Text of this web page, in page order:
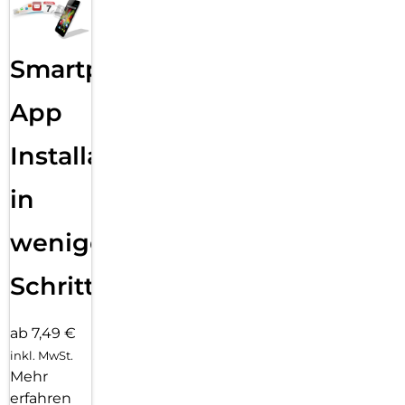
Glass schnell, einfach und exakt. Das Ergebnis: kein schiefes
Aufliegen des Screen Protectors auf dem Display, keine
verdeckten Öffnungen für Lautsprecher oder Mikrofone und
erst recht keine Blasen unter dem Schutzglas.
Smartphone
App
Installation
in
wenigen
Schritten
ab 7,49 €
inkl. MwSt.
Mehr
erfahren